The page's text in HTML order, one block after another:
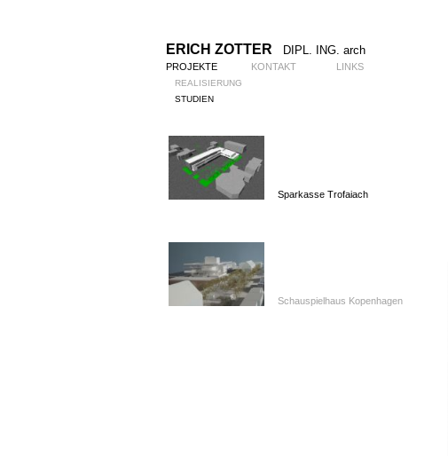
ERICH ZOTTER DIPL. ING. arch
PROJEKTE KONTAKT LINKS
REALISIERUNG
STUDIEN
Sparkasse Trofaiach
Schauspielhaus Kopenhagen